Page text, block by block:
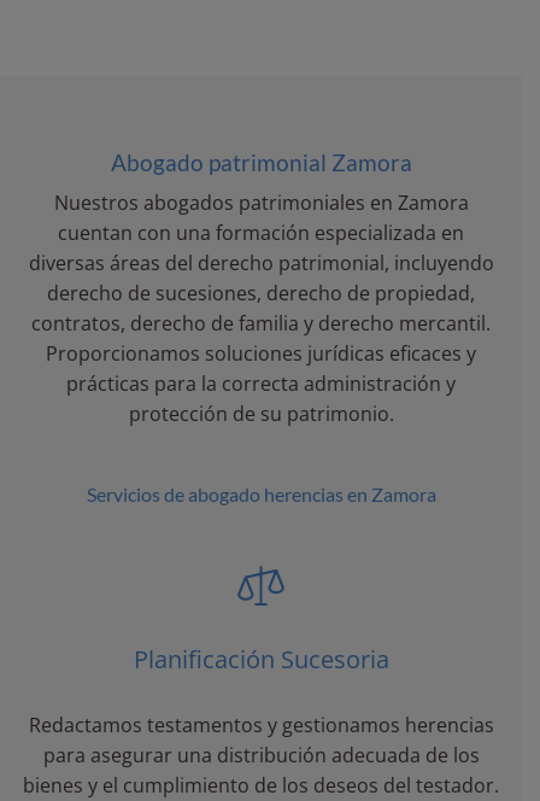
Abogado patrimonial Zamora
Nuestros abogados patrimoniales en Zamora
cuentan con una formación especializada en
diversas áreas del derecho patrimonial, incluyendo
derecho de sucesiones, derecho de propiedad,
contratos, derecho de familia y derecho mercantil.
Proporcionamos soluciones jurídicas eficaces y
prácticas para la correcta administración y
protección de su patrimonio.
Servicios de abogado herencias en Zamora
Planificación Sucesoria
Redactamos testamentos y gestionamos herencias
para asegurar una distribución adecuada de los
bienes y el cumplimiento de los deseos del testador.